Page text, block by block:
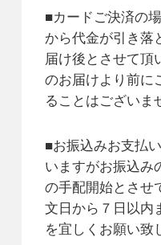
■カードご決済の
から代金が引き落
届け後とさせて頂
のお届けより前に
ることはございま
■お振込みお支払
いますがお振込み
の手配開始とさせ
文日から７日以内
を宜しくお願い致